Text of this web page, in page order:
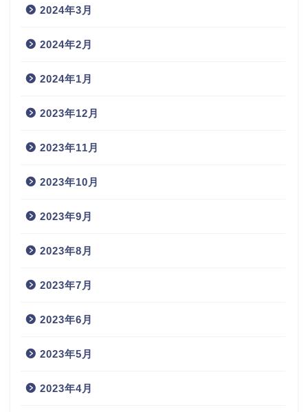
2024年3月
2024年2月
2024年1月
2023年12月
2023年11月
2023年10月
2023年9月
2023年8月
2023年7月
2023年6月
2023年5月
2023年4月